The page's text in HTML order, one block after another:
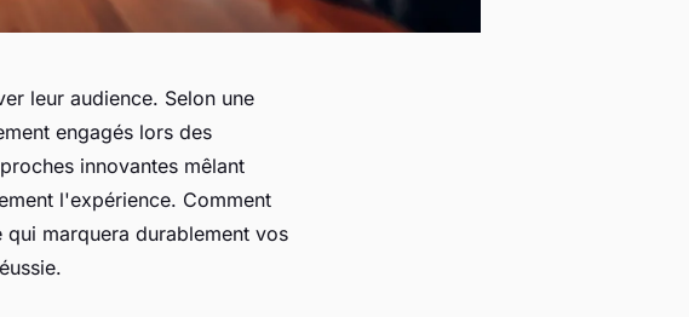
leur audience. Selon une
engagés lors des
innovantes mêlant
l'expérience. Comment
marquera durablement vos